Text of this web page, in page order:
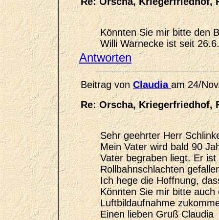
Könnten Sie mir bitte den
Willi Warnecke ist seit
Antworten
Beitrag vonClaudiaam 24/
Re: Orscha, Kriegerfriedhof,
Sehr geehrter Herr
Mein Vater wird bald 90
Vater begraben liegt. Er
Rollbahnschlachten
Ich hege die Hoffnung,
Könnten Sie mir bitte
Luftbildaufnahme
Einen lieben Gruß Claudia